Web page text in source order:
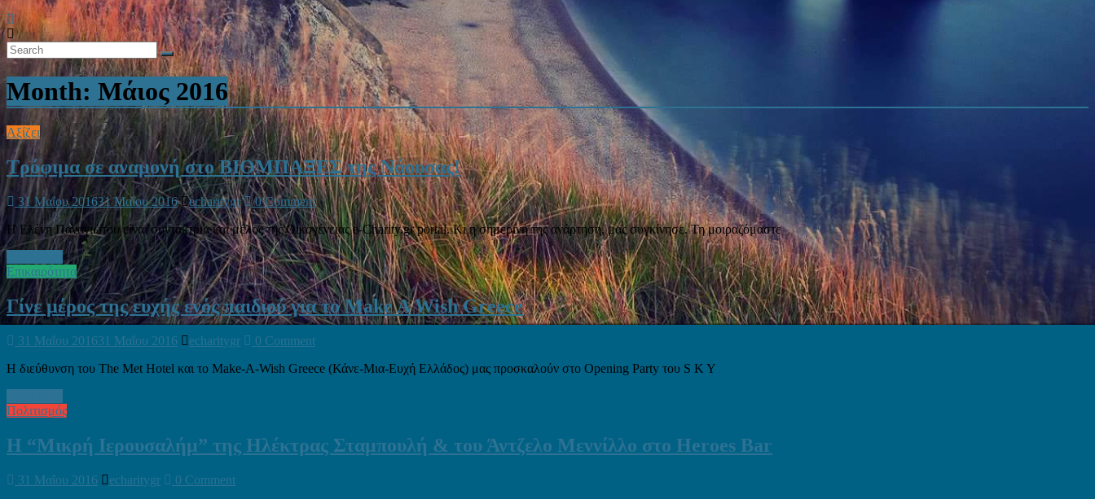
Month: Μάιος 2016
Αξίζει
Τρόφιμα σε αναμονή στο ΒΙΟΜΠΑΞΕΣ της Νάουσας!
31 Μαΐου 201631 Μαΐου 2016 echaritygr
0 Comment
Η Ελένη Παναγιώτου είναι συντάκτρια και μέλος της Οικογένειας e-Charity.gr portal. Κι η σημερινή της ανάρτηση, μας συγκίνησε. Τη μοιραζόμαστε
Επικαιρότητα
Γίνε μέρος της ευχής ενός παιδιού για το Make A Wish Greece
31 Μαΐου 201631 Μαΐου 2016 echaritygr
0 Comment
Η διεύθυνση του The Met Hotel και το Make-A-Wish Greece (Κάνε-Μια-Ευχή Ελλάδος) μας προσκαλούν στο Opening Party του S K Y
Πολιτισμός
H “Μικρή Ιερουσαλήμ” της Ηλέκτρας Σταμπουλή & του Άντζελο Μεννίλλο στο Heroes Bar
31 Μαΐου 2016 echaritygr
0 Comment